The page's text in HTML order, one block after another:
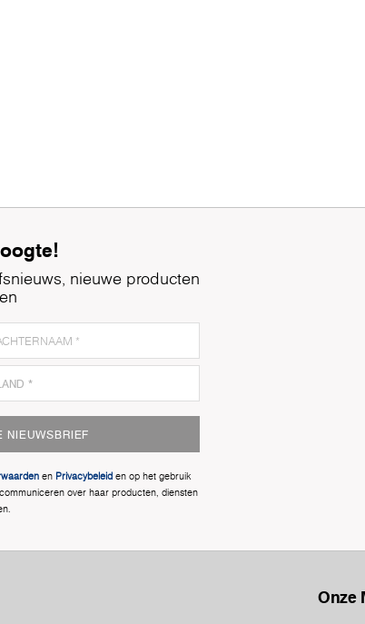
nieuwe producten
NIEUWSBRIEF
en Privacybeleiden op het gebruik
over haar producten, diensten
Onze